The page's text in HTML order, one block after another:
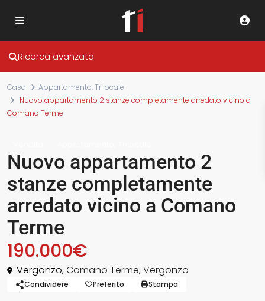
Ricerca avanzata
Casa Appartamento,Trilocale
Nuovo appartamento 2 stanze completamente arredato vicino a
Comano Terme
Nuovo appartamento 2
stanze completamente
arredato vicino a Comano
Terme
190.000€
Vergonzo,Comano Terme,Vergonzo
Condividere Preferito Stampa